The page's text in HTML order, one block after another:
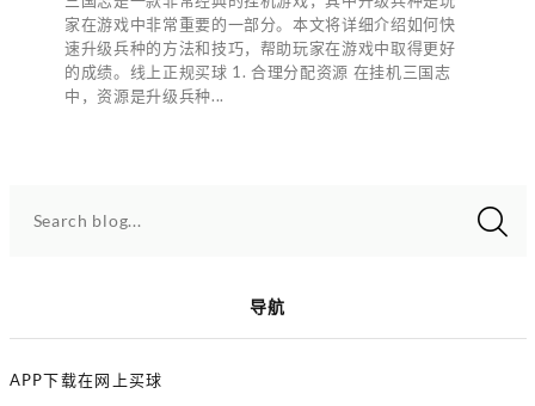
家在游戏中非常重要的一部分。本文将详细介绍如何快
速升级兵种的方法和技巧，帮助玩家在游戏中取得更好
的成绩。线上正规买球 1. 合理分配资源 在挂机三国志
中，资源是升级兵种...
Search blog...
导航
APP下载在网上买球